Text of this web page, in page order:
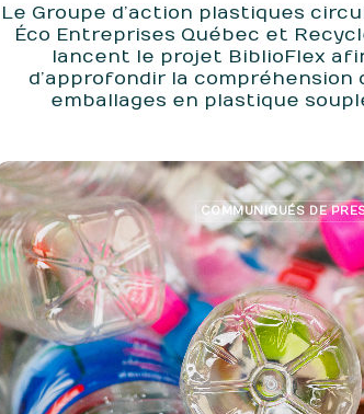
Le Groupe d’action plastiques
Éco Entreprises Québec et
lancent le projet BiblioFlex
d’approfondir la compréhension
emballages en plastique
COMMUNIQUÉS DE